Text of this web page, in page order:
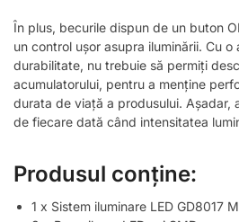
În plus, becurile dispun de un buton
un control ușor asupra iluminării. Cu
durabilitate, nu trebuie să permiți
acumulatorului, pentru a menține
durata de viață a produsului. Așadar,
de fiecare dată când intensitatea
Produsul conține:
1 x Sistem iluminare LED GD8017